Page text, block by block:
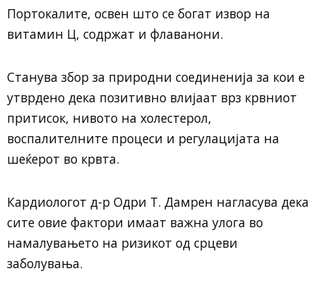
Портокалите, освен што се богат извор на
витамин Ц, содржат и флаванони.
Станува збор за природни соединенија за кои е
утврдено дека позитивно влијаат врз крвниот
притисок, нивото на холестерол,
воспалителните процеси и регулацијата на
шеќерот во крвта.
Кардиологот д-р Одри Т. Дамрен нагласува дека
сите овие фактори имаат важна улога во
намалувањето на ризикот од срцеви
заболувања.